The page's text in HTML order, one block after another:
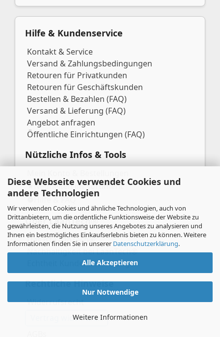
Diese Webseite verwendet Cookies und
andere Technologien
Wir verwenden Cookies und ähnliche Technologien, auch von
Drittanbietern, um die ordentliche Funktionsweise der Website zu
gewährleisten, die Nutzung unseres Angebotes zu analysieren und
Ihnen ein bestmögliches Einkaufserlebnis bieten zu können. Weitere
Informationen finden Sie in unserer Datenschutzerklärung.
Alle Akzeptieren
Nur Notwendige
Weitere Informationen
Hilfe & Kundenservice
Kontakt & Service
Versand & Zahlungsbedingungen
Retouren für Privatkunden
Retouren für Geschäftskunden
Bestellen & Bezahlen (FAQ)
Versand & Lieferung (FAQ)
Angebot anfragen
Öffentliche Einrichtungen (FAQ)
Nützliche Infos & Tools
Neuheiten im Sortiment
Hilfe & FAQ
Über LaanTech®
Das ist LaanTech®
Nachhaltigkeit bei LaanTech®
Echtheit Kundenbewertungen
Rechtliche Hinweise
Widerrufsrecht
Vertrag widerrufen